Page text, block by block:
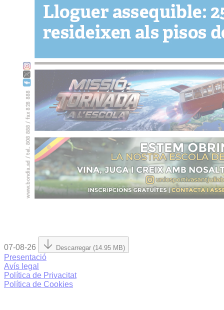
07-08-26 Descarregar (14.95 MB)
Presentació
Avís legal
Política de Privacitat
Política de Cookies